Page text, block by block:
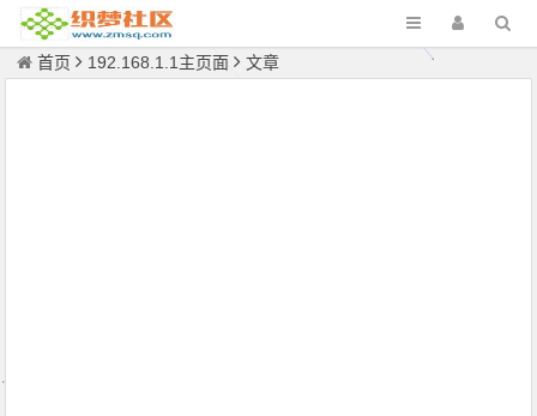
首页 192.168.1.1主页面 文章